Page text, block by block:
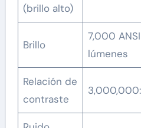
(brillo alto)
Brillo
7,000 ANSI
lúmenes
Relación de
contraste